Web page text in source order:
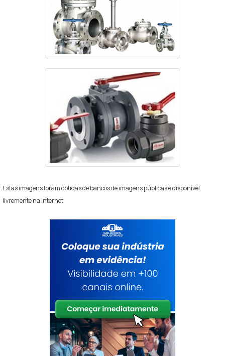
Estas imagens foram obtidas de bancos de imagens públicas e disponível
livremente na internet